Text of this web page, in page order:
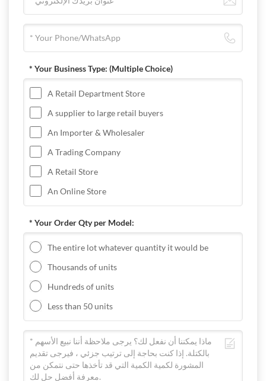
* Your Business Type: (Multiple Choice)
A Retail Department Store
A supplier to large retail buyers
An Importer & Wholesaler
A Trading Company
A Retail Store
An Online Store
* Your Order Qty per Model:
The entire lot whatever quantity it would be
Thousands of units
Hundreds of units
Less than 50 units